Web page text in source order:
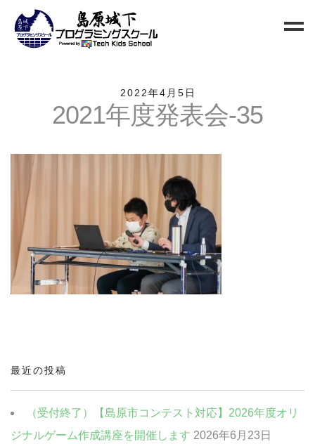
お問い合わせ
小中高校生向けクラス
QUREO初級クラス
QUREO中級クラス
電子工作部
2022年4月5日
2021年度発表会-35
最近の投稿
（受付終了）【島原市コンテスト対応】2026年度オリ
ジナルゲーム作成講座を開催します 2026年6月23日